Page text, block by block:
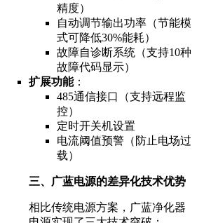
精度）
自动调节输出功率（节能模
式可降低30%能耗）
故障自诊断系统（支持10种
故障代码显示）
扩展功能：
485通信接口（支持远程监
控）
定时开关机设置
电流阈值预警（防止电场过
载）
三、广蓝电源的差异化技术优势
相比传统电源方案，广蓝净化器